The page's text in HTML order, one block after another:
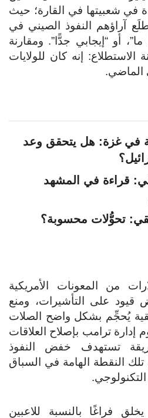
في شعبيتها في القارة؛ حيث
آراؤهم النفوذ الصيني في
ما”، أو “إيجابي جدًّا”. ومقارنة
من عيّنة الاستطلاع: إنه كان للولايات
الماضي.
في غزة: هل يتحقق وعد
قراءة في المشهد
تحوُّلات محسوبة؟
من المعونات الأمريكية
قيود على التأشيرات، ومنع
يُحجِّم بشكل واضح الصلات
إدارة ترامب بإصلاح العلاقات
بطريقة تستهدف خفض النفوذ
تلك النقطة الهامة في السباق
فراغًا بالنسبة للاعبين